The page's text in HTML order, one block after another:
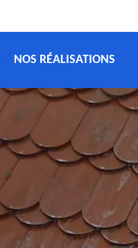
NOS RÉALISATIONS